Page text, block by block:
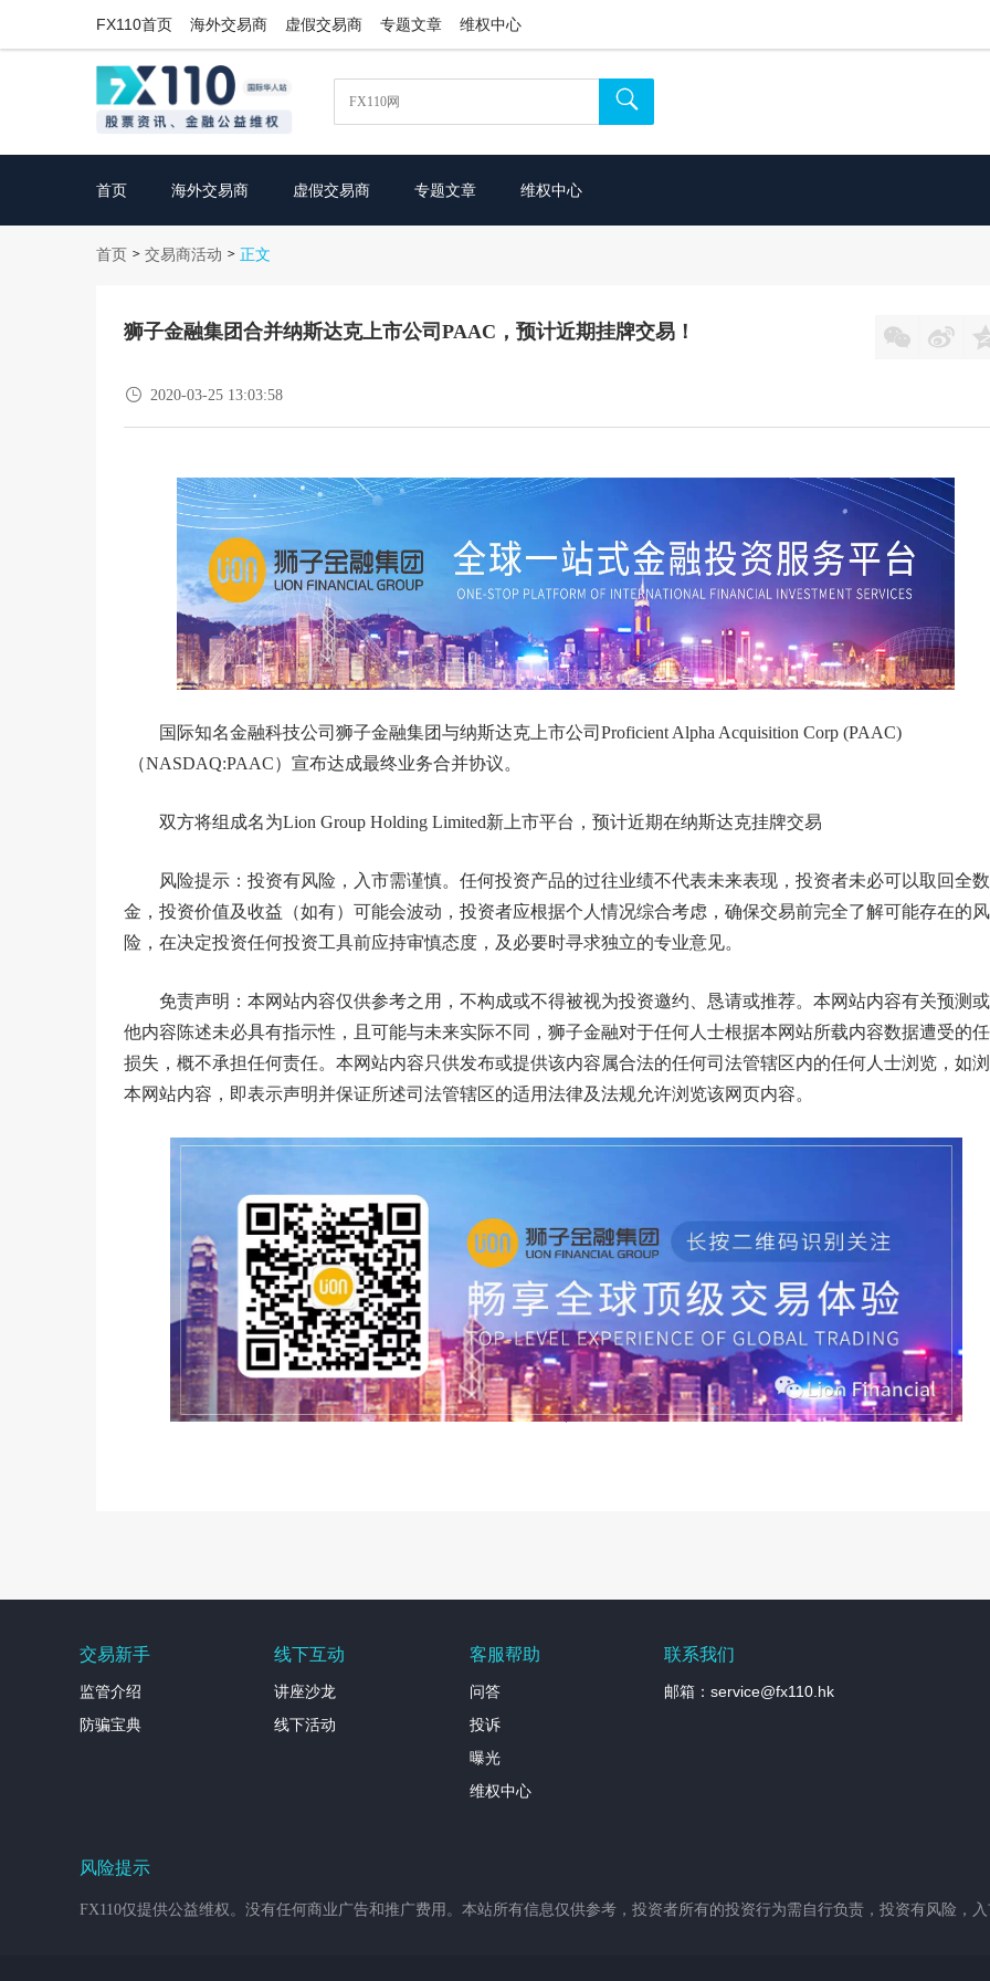
FX110首页 海外交易商 虚假交易商 专题文章 维权中心

首页 海外交易商 虚假交易商 专题文章 维权中心
首页 > 交易商活动 > 正文
狮子金融集团合并纳斯达克上市公司PAAC，预计近期挂牌交易！  
 2020-03-25 13:03:58
国际知名金融科技公司狮子金融集团与纳斯达克上市公司Proficient Alpha Acquisition Corp (PAAC)
（NASDAQ:PAAC）宣布达成最终业务合并协议。
双方将组成名为Lion Group Holding Limited新上市平台，预计近期在纳斯达克挂牌交易
风险提示：投资有风险，入市需谨慎。任何投资产品的过往业绩不代表未来表现，投资者未必可以取回全
金，投资价值及收益（如有）可能会波动，投资者应根据个人情况综合考虑，确保交易前完全了解可能存在的风
险，在决定投资任何投资工具前应持审慎态度，及必要时寻求独立的专业意见。
免责声明：本网站内容仅供参考之用，不构成或不得被视为投资邀约、恳请或推荐。本网站内容有关预测
他内容陈述未必具有指示性，且可能与未来实际不同，狮子金融对于任何人士根据本网站所载内容数据遭受的
损失，概不承担任何责任。本网站内容只供发布或提供该内容属合法的任何司法管辖区内的任何人士浏览，如
本网站内容，即表示声明并保证所述司法管辖区的适用法律及法规允许浏览该网页内容。
交易新手
监管介绍
防骗宝典
线下互动
讲座沙龙
线下活动
客服帮助
问答
投诉
曝光
维权中心
联系我们
邮箱：service@fx110.hk
风险提示
FX110仅提供公益维权。没有任何商业广告和推广费用。本站所有信息仅供参考，投资者所有的投资行为需自行负责，投资有风险，入